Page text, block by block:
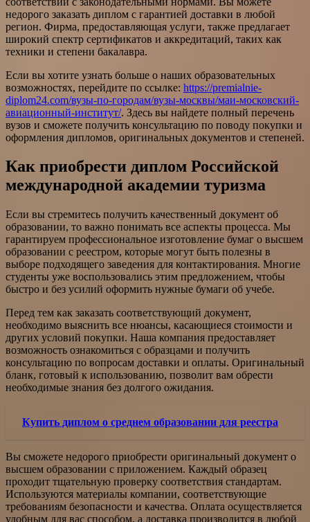
недорого заказать диплом с гарантией доставки в любой
регион. Фирма, предоставляющая услуги, также предлагает
широкий спектр сертификатов и аккредитаций, таких как
техники и степени бакалавра.
Если вы хотите узнать больше о наших образовательных
возможностях, перейдите по ссылке: https://premialnie-
diplom24.com/вузы-по-городам/вузы-москвы/маи-московский-
авиационный-институт/. Здесь вы найдете полный перечень
вузов и сможете получить консультацию по поводу покупки и
оформления дипломов, оригинальных документов и степеней.
Как приобрести диплом Российской
международной академии туризма
Если вы стремитесь получить качественный документ об
образовании, то важно понимать все аспекты процесса. Мы
гарантируем профессиональное изготовление бумаг о высшем
образовании с реестром, которые могут быть полезны в
выборе подходящего заведения для контактирования. Многие
студенты уже воспользовались этим предложением, чтобы
быстро и без усилий оформить нужные бумаги об учебе.
Перед тем как заказать соответствующий документ,
необходимо выяснить все нюансы, касающиеся стоимости и
других условий покупки. Наша компания предоставляет
возможность ознакомиться с образцами и получить
консультацию по вопросам доставки и оплаты. Оригинальный
бланк, готовый к использованию, позволит вам обрести
необходимые знания без долгого ожидания.
Купить диплом о среднем образовании для реестра
Вы сможете недорого приобрести оригинальный документ о
высшем образовании с приложением. Каждый образец
проходит тщательную проверку соответствия стандартам.
Используются материалы компании, соответствующие
требованиям безопасности и качества. Оплата осуществляется
удобным для вас способом, а доставка производится в любой